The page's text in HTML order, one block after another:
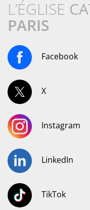
L’ÉGLISE
PARIS
Facebook
X
Instagram
LinkedIn
TikTok